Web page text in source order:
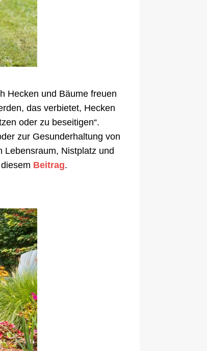
Hecken und Bäume freuen
das verbietet, Hecken
oder zu beseitigen“.
zur Gesunderhaltung von
Lebensraum, Nistplatz und
Beitrag.